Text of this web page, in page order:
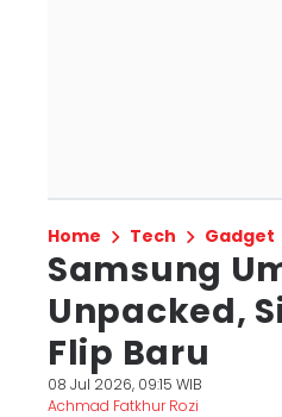
Home Tech Gadget
Samsung
Unpacked,
Flip Baru
08 Jul 2026, 09:15 WIB
Achmad Fatkhur Rozi